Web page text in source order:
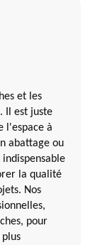
et les
Il est juste
l'espace à
abattage ou
la qualité
Nos
pour